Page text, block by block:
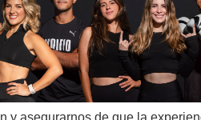
y asegurarnos de que la